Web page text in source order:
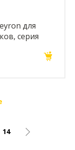
для
серия
14